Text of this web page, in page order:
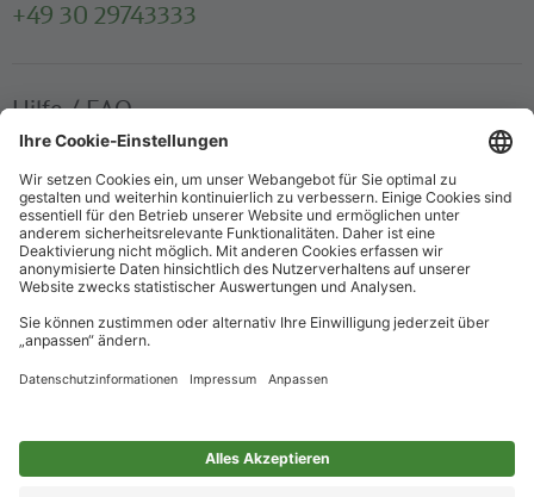
+49 30 29743333
Hilfe / FAQ
Die wichtigsten Antworten und Hilfestellungen für unterwegs
Verkaufsstellen
Ticketverkauf und persönliche Beratung
Newsletter